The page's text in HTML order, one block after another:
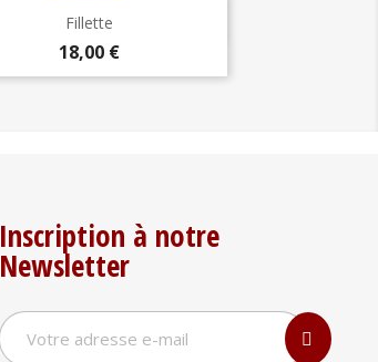
Fillette
Prix
18,00 €
Aperçu rapide
Inscription à notre
Newsletter